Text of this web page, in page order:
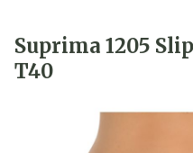
Suprima 1205
T40